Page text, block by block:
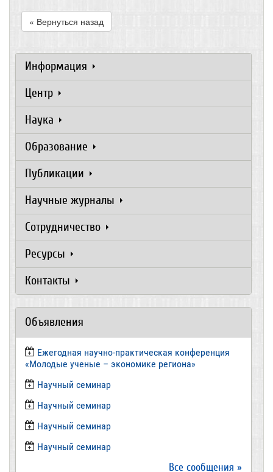
« Вернуться назад
Информация
Центр
Наука
Образование
Публикации
Научные журналы
Сотрудничество
Ресурсы
Контакты
Объявления
Ежегодная научно-практическая конференция
«Молодые ученые – экономике региона»
​Научный семинар
​Научный семинар
Научный семинар
​Научный семинар
Все сообщения »